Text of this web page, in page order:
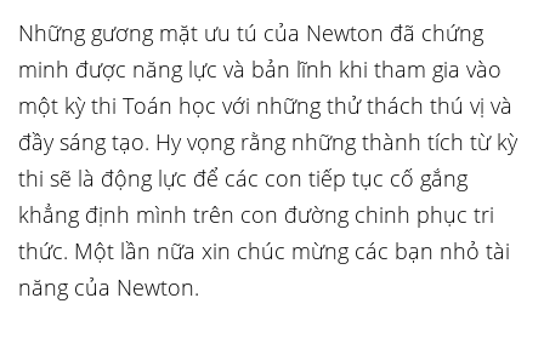
Những gương mặt ưu tú của Newton đã chứng
minh được năng lực và bản lĩnh khi tham gia vào
một kỳ thi Toán học với những thử thách thú vị và
đầy sáng tạo. Hy vọng rằng những thành tích từ kỳ
thi sẽ là động lực để các con tiếp tục cố gắng
khẳng định mình trên con đường chinh phục tri
thức. Một lần nữa xin chúc mừng các bạn nhỏ tài
năng của Newton.